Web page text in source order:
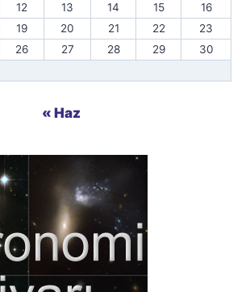
12 13 14 15
16
19 20 21 22
23
26 27 28 29
30
« Haz